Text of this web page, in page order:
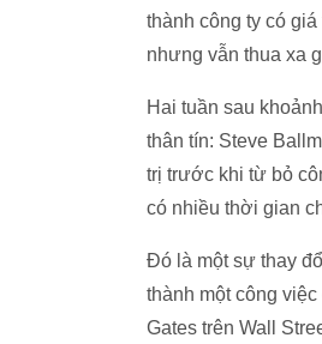
thành công ty có
nhưng vẫn thua xa
Hai tuần sau
thân tín: Steve
trị trước khi từ bỏ
có nhiều thời gian
Đó là một sự thay
thành một công
Gates trên Wall